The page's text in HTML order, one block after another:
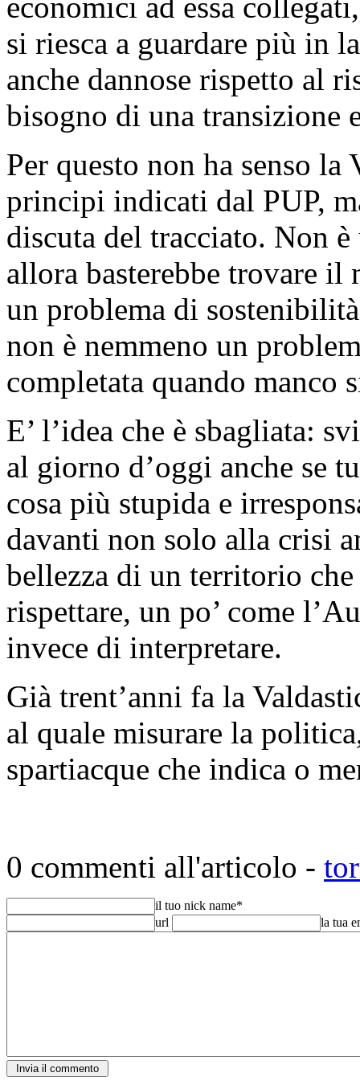
si riesca a guardare più in
anche dannose rispetto al
bisogno di una transizione
Per questo non ha senso
principi indicati dal PUP,
discuta del tracciato. Non
allora basterebbe trovare il
un problema di
non è nemmeno un
completata quando manco
E’ l’idea che è sbagliata:
al giorno d’oggi anche se
cosa più stupida e
davanti non solo alla crisi
bellezza di un territorio
rispettare, un po’ come
invece di interpretare.
Già trent’anni fa la
al quale misurare la
spartiacque che indica o
0 commenti all'articolo -
il tuo nick name*
url
la tua